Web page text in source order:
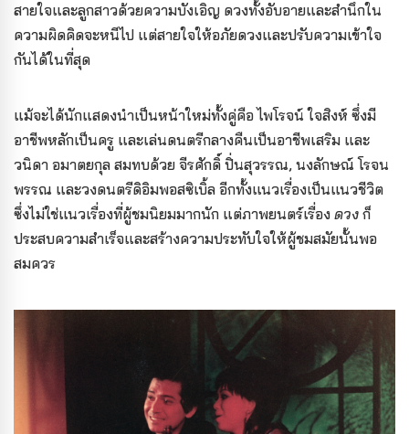
สายใจและลูกสาวด้วยความบังเอิญ ดวงทั้งอับอายและสำนึกใน
ความผิดคิดจะหนีไป แต่สายใจให้อภัยดวงและปรับความเข้าใจ
กันได้ในที่สุด
แม้จะได้นักแสดงนำเป็นหน้าใหม่ทั้งคู่คือ ไพโรจน์ ใจสิงห์ ซึ่งมี
อาชีพหลักเป็นครู และเล่นดนตรีกลางคืนเป็นอาชีพเสริม และ
วนิดา อมาตยกุล สมทบด้วย จีรศักดิ์ ปิ่นสุวรรณ, นงลักษณ์ โรจน
พรรณ และวงดนตรีดิอิมพอสซิเบิ้ล อีกทั้งแนวเรื่องเป็นแนวชีวิต
ซึ่งไม่ใช่แนวเรื่องที่ผู้ชมนิยมมากนัก แต่ภาพยนตร์เรื่อง ดวง ก็
ประสบความสำเร็จและสร้างความประทับใจให้ผู้ชมสมัยนั้นพอ
สมควร